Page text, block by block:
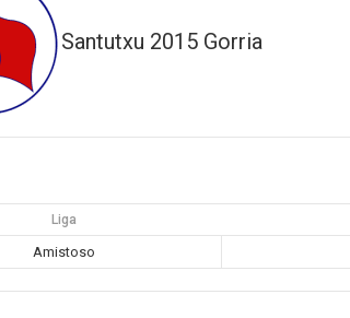
Santutxu 2015 Gorria
Liga
Amistoso